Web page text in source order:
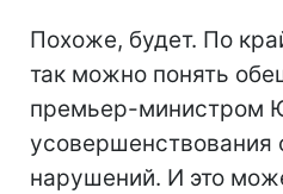
Похоже, будет. По
так можно понять
премьер-министром
усовершенствования
нарушений. И это